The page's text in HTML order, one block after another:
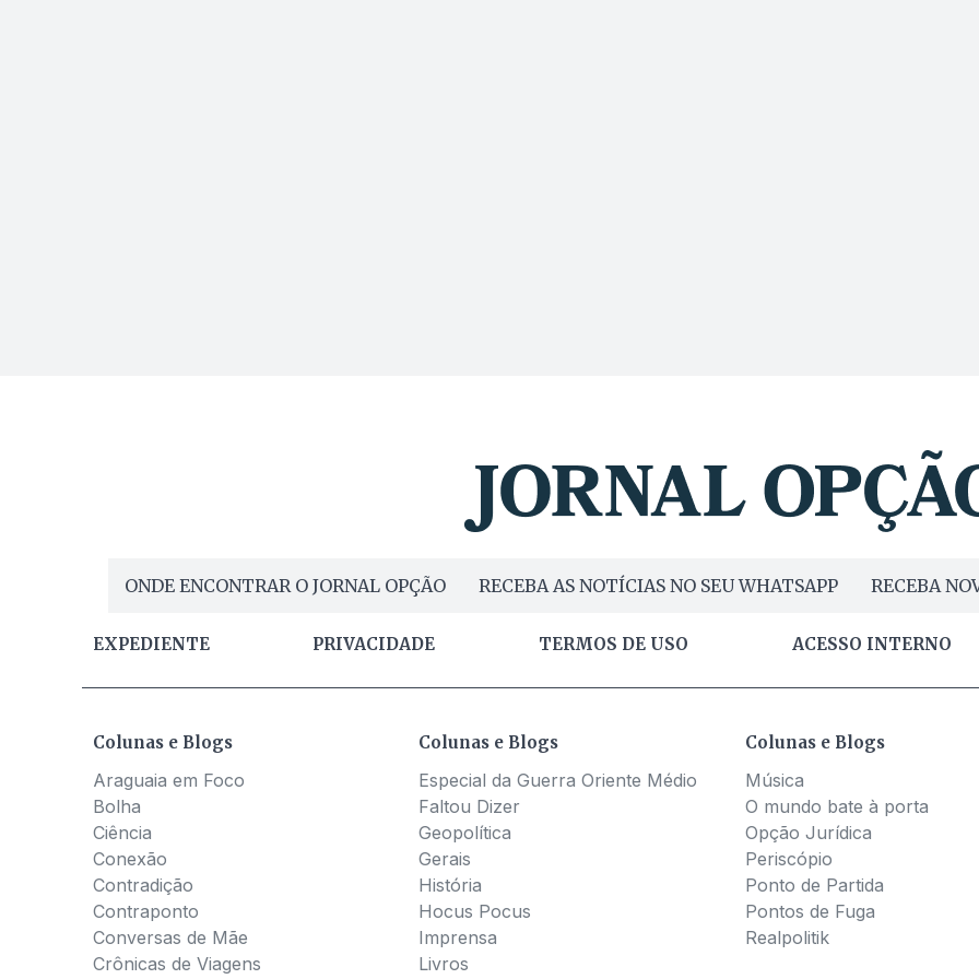
ONDE ENCONTRAR O JORNAL OPÇÃO RECEBA AS NOTÍCIAS NO SEU WHATSAPP RECEBA
EXPEDIENTE PRIVACIDADE TERMOS DE USO ACESSO INTERNO
Colunas e Blogs
Araguaia em Foco
Bolha
Ciência
Conexão
Contradição
Contraponto
Conversas de Mãe
Crônicas de Viagens
Colunas e Blogs
Especial da Guerra Oriente Médio
Faltou Dizer
Geopolítica
Gerais
História
Hocus Pocus
Imprensa
Livros
Colunas e Blogs
Música
O mundo bate à porta
Opção Jurídica
Periscópio
Ponto de Partida
Pontos de Fuga
Realpolitik